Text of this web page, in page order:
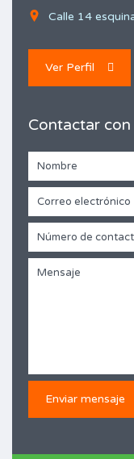
Calle 14
Ver Perfil
Contactar